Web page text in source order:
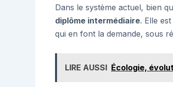
Dans le système actuel, bien
diplôme intermédiaire. Elle
qui en font la demande, sous
LIRE AUSSI Écologie,